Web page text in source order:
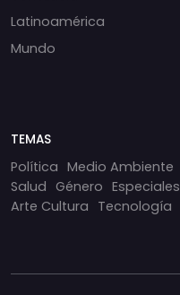
Latinoamérica
Mundo
TEMAS
Política Medio Ambiente
Salud Género Especiales
Arte Cultura Tecnología